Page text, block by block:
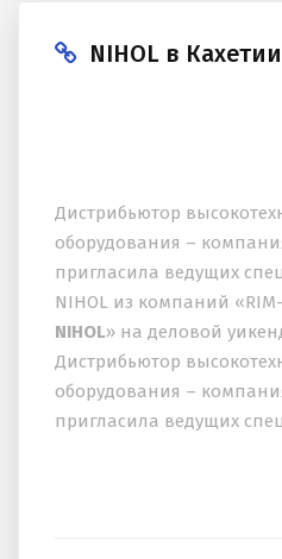
NIHOL в Кахетии
Дистрибьютор
оборудования –
пригласила ведущих
NIHOL из компаний
NIHOL» на деловой
Дистрибьютор
оборудования –
пригласила ведущих